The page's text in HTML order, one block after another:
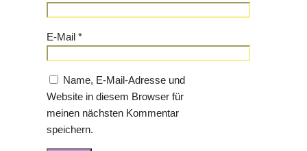
E-Mail *
Name, E-Mail-Adresse und
Website in diesem Browser für
meinen nächsten Kommentar
speichern.